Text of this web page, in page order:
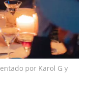
por Karol G y